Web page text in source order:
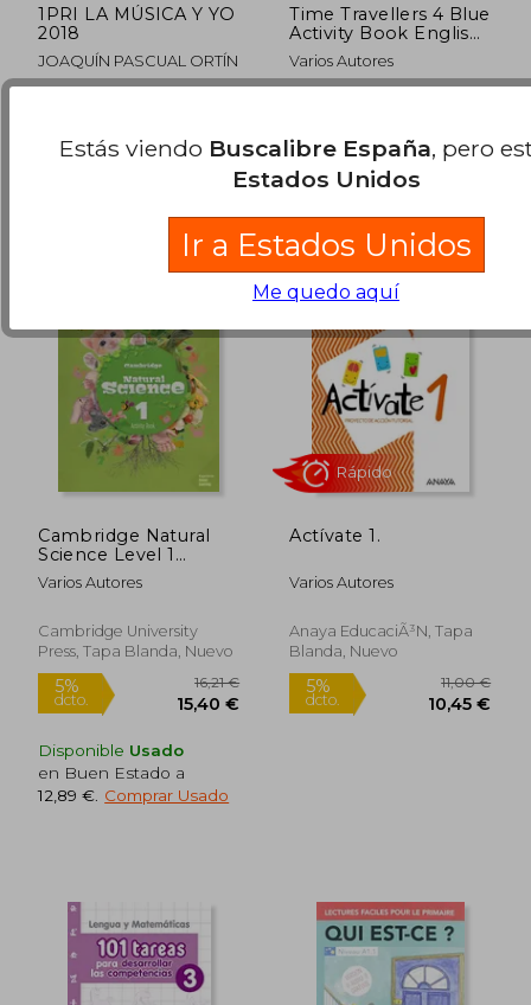
5% 6,70 €
6,37 €
5%
dcto.
dcto.
Rápido Rápido
1PRI LA MÚSICA Y YO
2018
JOAQUÍN PASCUAL ORTÍN
Nuevo
Time Travellers 4 Blue
Activity Book English
4º Primaria (en Inglés)
Varios Autores
Cambridge Natural
Science Level 1
Activity Book (en
Inglés)
Varios Autores
Cambridge University
Press, Tapa Blanda, Nuevo
Disponible Usado
en Buen Estado a
12,89 € Comprar Usado
Actívate 1.
Varios Autores
Anaya EducaciÃ³n, Tapa
Blanda, Nuevo
Estás viendo Buscalibre España, pero
Estados Unidos
Ir a Estados Unidos
Me quedo aquí